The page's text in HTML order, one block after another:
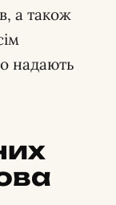
а також
надають